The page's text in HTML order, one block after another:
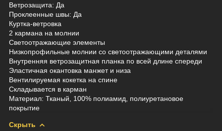
Ветрозащита: Да
Проклеенные швы: Да
Куртка-ветровка
2 кармана на молнии
Светоотражающие элементы
Низкопрофильные молнии со светоотражающими деталями
Внутренняя ветрозащитная планка по всей длине спереди
Эластичная окантовка манжет и низа
Вентилируемая кокетка на спине
Складывается в карман
Материал: Тканый, 100% полиамид, полиуретановое
покрытие
Скрыть